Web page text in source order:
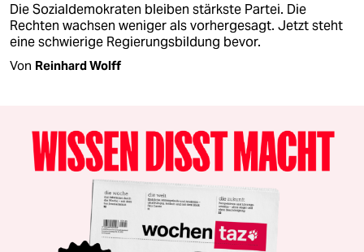
Die Sozialdemokraten bleiben stärkste Partei. Die
Rechten wachsen weniger als vorhergesagt. Jetzt steht
eine schwierige Regierungsbildung bevor.
Von Reinhard Wolff